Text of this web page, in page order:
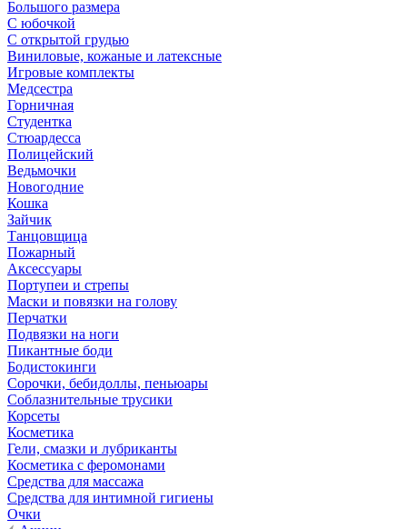
Большого размера
С юбочкой
С открытой грудью
Виниловые, кожаные и латексные
Игровые комплекты
Медсестра
Горничная
Студентка
Стюардесса
Полицейский
Ведьмочки
Новогодние
Кошка
Зайчик
Танцовщица
Пожарный
Аксессуары
Портупеи и стрепы
Маски и повязки на голову
Перчатки
Подвязки на ноги
Пикантные боди
Бодистокинги
Сорочки, бебидоллы, пеньюары
Соблазнительные трусики
Корсеты
Косметика
Гели, смазки и лубриканты
Косметика с феромонами
Средства для массажа
Средства для интимной гигиены
Очки